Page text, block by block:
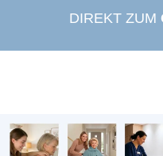
springen
DIREKT ZUM